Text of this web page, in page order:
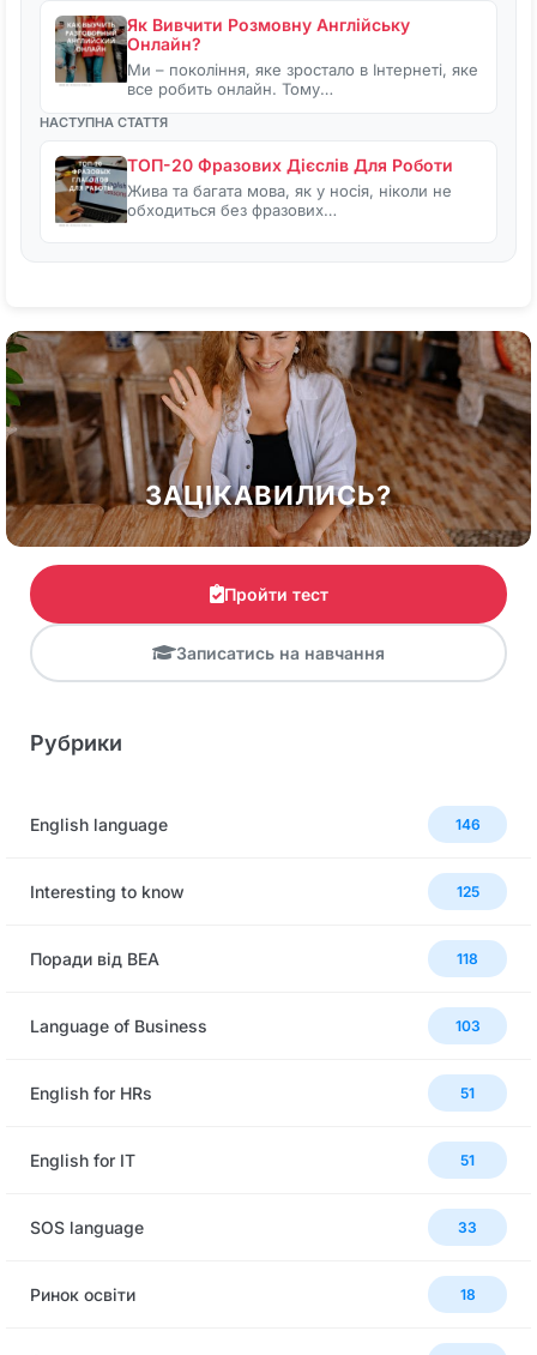
Як Вивчити Розмовну Англійську
Онлайн?
Ми – покоління, яке зростало в Інтернеті, яке
все робить онлайн. Тому…
НАСТУПНА СТАТТЯ
ТОП-20 Фразових Дієслів Для Роботи
Жива та багата мова, як у носія, ніколи не
обходиться без фразових…
ЗАЦІКАВИЛИСЬ?
Пройти тест
Записатись на навчання
Рубрики
English language 146
Interesting to know 125
Поради від BEA 118
Language of Business 103
English for HRs 51
English for IT 51
SOS language 33
Ринок освіти 18